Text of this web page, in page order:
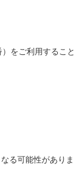
をご利用すること
る可能性がありま